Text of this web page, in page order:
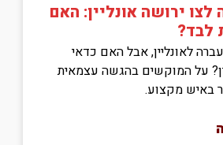
ירושה אונליין: האם
לבד?
לאונליין, אבל האם כדאי
על המוקשים בהגשה עצמאית
באיש מקצוע.